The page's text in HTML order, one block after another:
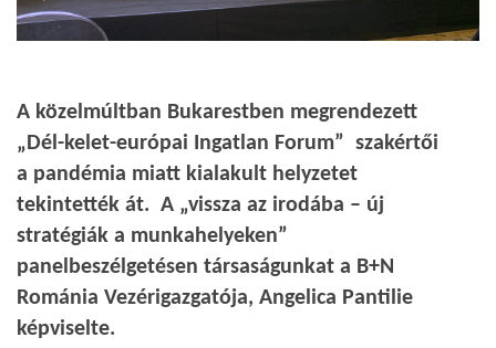
A közelmúltban Bukarestben megrendezett
„Dél-kelet-európai Ingatlan Forum” szakértői
a pandémia miatt kialakult helyzetet
tekintették át. A „vissza az irodába – új
stratégiák a munkahelyeken”
panelbeszélgetésen társaságunkat a B+N
Románia Vezérigazgatója, Angelica Pantilie
képviselte.